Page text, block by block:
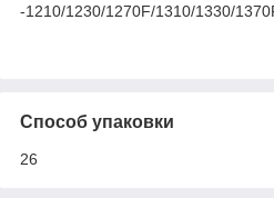
-1210/1230/1270F/1310/1330/
Способ упаковки
26